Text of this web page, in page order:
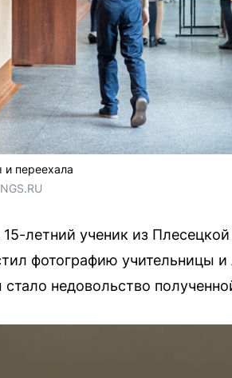
и переехала
15-летний ученик из
фотографию
недовольство